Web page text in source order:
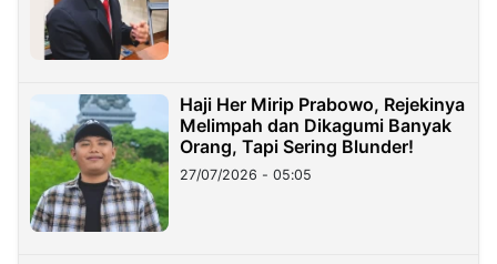
Haji Her Mirip Prabowo, Rejekinya
Melimpah dan Dikagumi Banyak
Orang, Tapi Sering Blunder!
27/07/2026 - 05:05